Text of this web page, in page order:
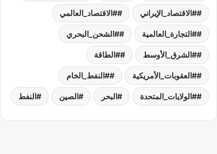
#الاقتصاد_الإيراني #الاقتصاد_العالمي
#التجارة_العالمية #الشحن_البحري
#الشرق_الأوسط #الطاقة
#العقوبات_الأمريكية #النفط_الخام
#الولايات_المتحدة البحر الصين النفط